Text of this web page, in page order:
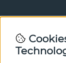
Newsletter
In unserem